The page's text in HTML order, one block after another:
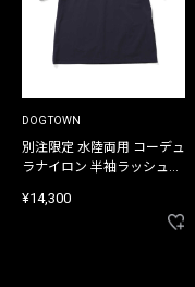
DOGTOWN
別注限定 水陸両用 コーデュ
ラナイロン 半袖ラッシュガ
¥14,300